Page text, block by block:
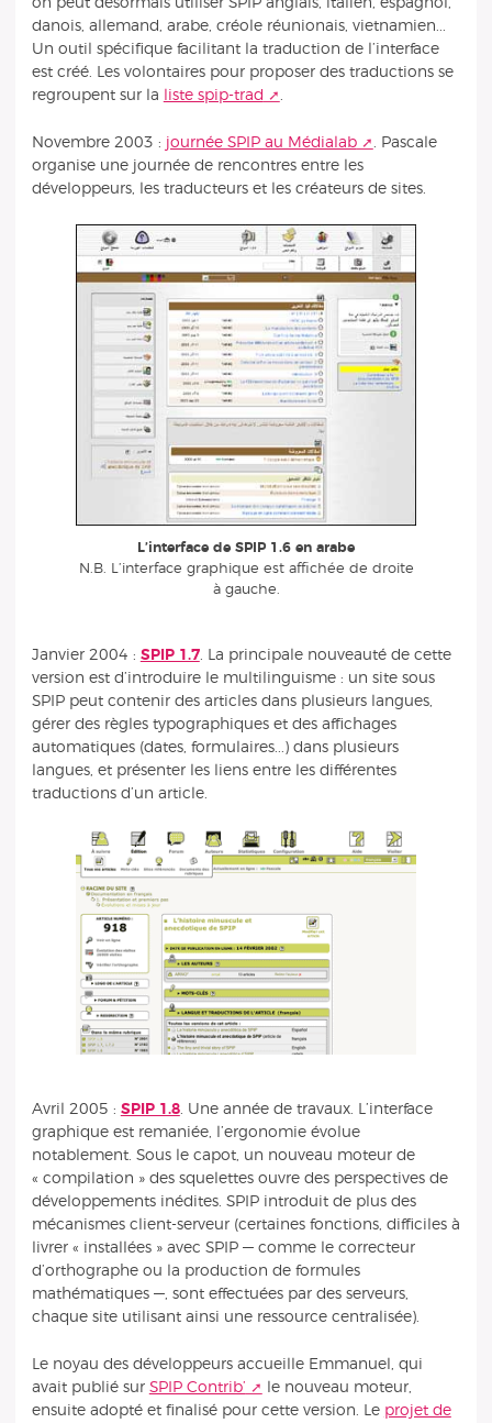
danois, allemand, arabe, créole réunionais, vietnamien...
Un outil spécifique facilitant la traduction de l’interface
est créé. Les volontaires pour proposer des traductions se
regroupent sur la
liste spip-trad .
Novembre 2003 : journée SPIP au Médialab
. Pascale
organise une journée de rencontres entre les
développeurs, les traducteurs et les créateurs de sites.
L’interface de SPIP 1.6 en arabe
N.B. L’interface graphique est affichée de droite
à gauche.
Janvier 2004 : SPIP 1.7. La principale nouveauté de cette
version est d’introduire le multilinguisme : un site sous
SPIP peut contenir des articles dans plusieurs langues,
gérer des règles typographiques et des affichages
automatiques (dates, formulaires...) dans plusieurs
langues, et présenter les liens entre les différentes
traductions d’un article.
Avril 2005 : SPIP 1.8. Une année de travaux. L’interface
graphique est remaniée, l’ergonomie évolue
notablement. Sous le capot, un nouveau moteur de
« compilation » des squelettes ouvre des perspectives de
développements inédites. SPIP introduit de plus des
mécanismes client-serveur (certaines fonctions, difficiles à
livrer « installées » avec SPIP — comme le correcteur
d’orthographe ou la production de formules
mathématiques —, sont effectuées par des serveurs,
chaque site utilisant ainsi une ressource centralisée).
Le noyau des développeurs accueille Emmanuel, qui
avait publié sur SPIP Contrib’
le nouveau moteur,
ensuite adopté et finalisé pour cette version. Le projet de